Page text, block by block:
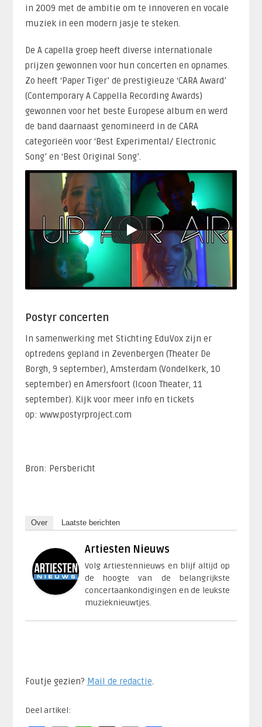
in 2009 met de ambitie om te innoveren en vocale
muziek in een modern jasje te steken.
De A capella groep heeft diverse internationale
prijzen gewonnen voor hun concerten en opnames.
Zo heeft ‘Paper Tiger’ de prestigieuze ‘CARA Award’
(Contemporary A Cappella Recording Awards)
gewonnen voor het beste Europese album en werd
de band daarnaast genomineerd in de CARA
categorieën voor ‘Best Experimental/ Electronic
Song’ en ‘Best Original Song’.
Postyr concerten
In samenwerking met Stichting EduVox zijn er
optredens gepland in Zevenbergen (Theater De
Borgh, 9 september), Amsterdam (Vondelkerk, 10
september) en Amersfoort (Icoon Theater, 11
september). Kijk voor meer info en tickets
op: www.postyrproject.com
Bron: Persbericht
Over Laatste berichten
Artiesten Nieuws
Volg Artiestennieuws en blijf altijd op
de hoogte van de belangrijkste
concertaankondigingen en de leukste
muzieknieuwtjes.
Foutje gezien? Mail de redactie.​
Deel artikel: